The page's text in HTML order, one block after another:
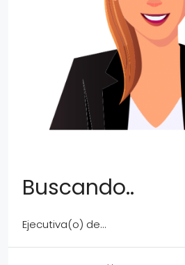
Buscando..
Ejecutiva(o) de...